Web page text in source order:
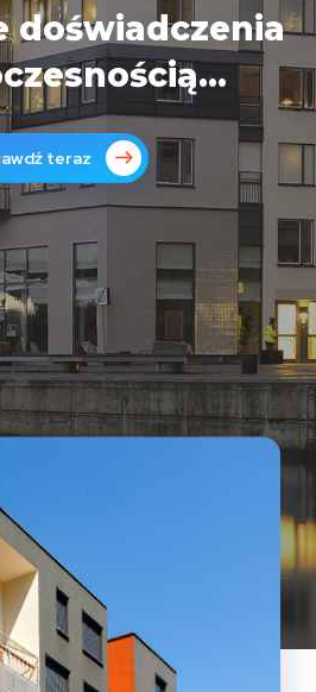
doświadczenia
teraz